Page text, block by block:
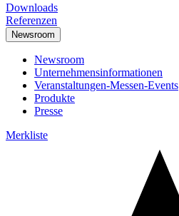
Downloads
Referenzen
Newsroom
Newsroom
Unternehmensinformationen
Veranstaltungen-Messen-Events
Produkte
Presse
Merkliste